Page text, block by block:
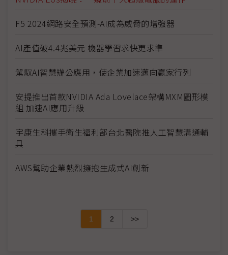
F5 2024網路安全預測-AI成為威脅的增強器
AI產值破4.4兆美元 機器學習求快更求準
駕馭AI智慧辦公應用，使企業加速邁向贏家行列
安提推出首款NVIDIA Ada Lovelace架構MXM圖形模
組 加速AI應用升級
宇康生科攜手衛生福利部台北醫院推人工智慧溝通輔
具
AWS幫助企業熱烈擁抱生成式AI創新
1 2 >>